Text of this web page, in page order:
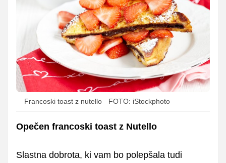
Francoski toast z nutello FOTO: iStockphoto
Opečen francoski toast z Nutello
Slastna dobrota, ki vam bo polepšala tudi